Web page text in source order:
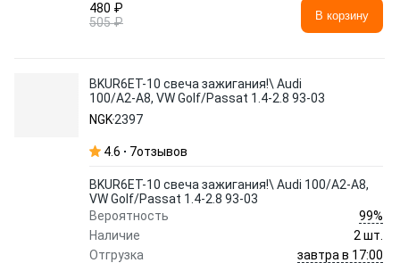
480 ₽
505 ₽
В корзину
BKUR6ET-10 свеча зажигания!\ Audi
100/A2-A8, VW Golf/Passat 1.4-2.8 93-03
NGK2397
4.6 7отзывов
BKUR6ET-10 свеча зажигания!\ Audi 100/A2-A8,
VW Golf/Passat 1.4-2.8 93-03
Вероятность
99%
Наличие
2 шт.
Отгрузка
завтра в 17:00